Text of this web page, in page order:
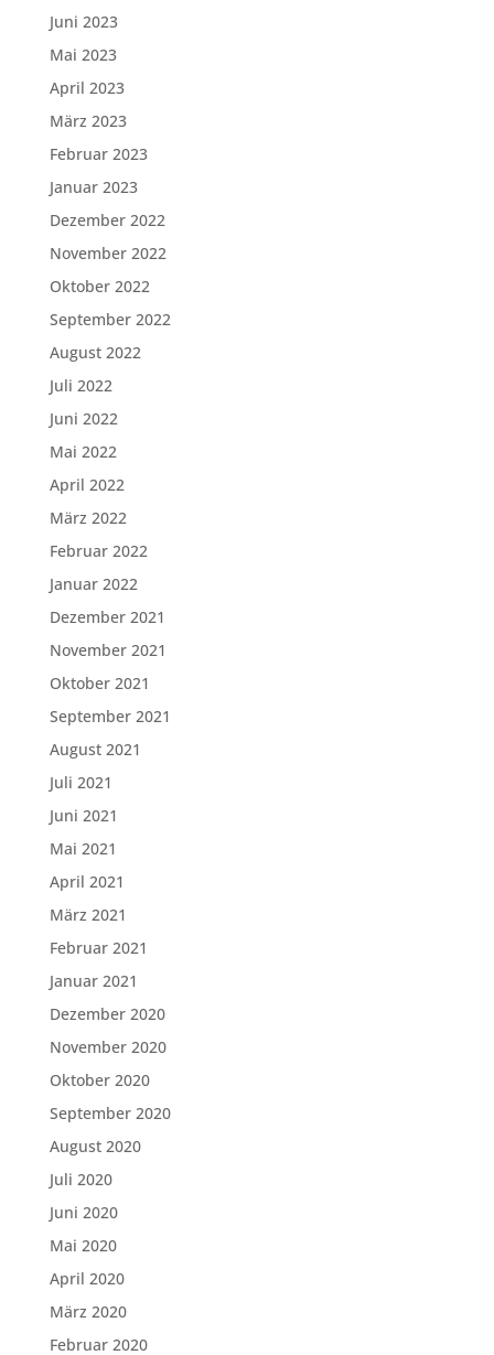
Juni 2023
Mai 2023
April 2023
März 2023
Februar 2023
Januar 2023
Dezember 2022
November 2022
Oktober 2022
September 2022
August 2022
Juli 2022
Juni 2022
Mai 2022
April 2022
März 2022
Februar 2022
Januar 2022
Dezember 2021
November 2021
Oktober 2021
September 2021
August 2021
Juli 2021
Juni 2021
Mai 2021
April 2021
März 2021
Februar 2021
Januar 2021
Dezember 2020
November 2020
Oktober 2020
September 2020
August 2020
Juli 2020
Juni 2020
Mai 2020
April 2020
März 2020
Februar 2020